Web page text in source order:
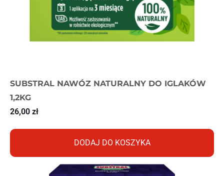
SUBSTRAL NAWÓZ NATURALNY DO IGLAKÓW
1,2KG
26,00 zł
DODAJ DO KOSZYKA